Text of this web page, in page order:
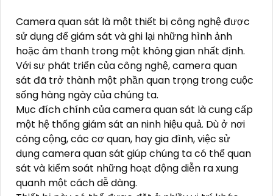
Camera quan sát là một thiết bị công nghệ được
sử dụng để giám sát và ghi lại những hình ảnh
hoặc âm thanh trong một không gian nhất định.
Với sự phát triển của công nghệ, camera quan
sát đã trở thành một phần quan trọng trong cuộc
sống hàng ngày của chúng ta.
Mục đích chính của camera quan sát là cung cấp
một hệ thống giám sát an ninh hiệu quả. Dù ở nơi
công cộng, các cơ quan, hay gia đình, việc sử
dụng camera quan sát giúp chúng ta có thể quan
sát và kiểm soát những hoạt động diễn ra xung
quanh một cách dễ dàng.